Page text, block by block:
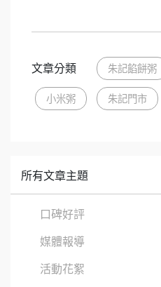
文章分類 朱記餡餅粥
小米粥 朱記門市
所有文章主題
口碑好評
媒體報導
活動花絮